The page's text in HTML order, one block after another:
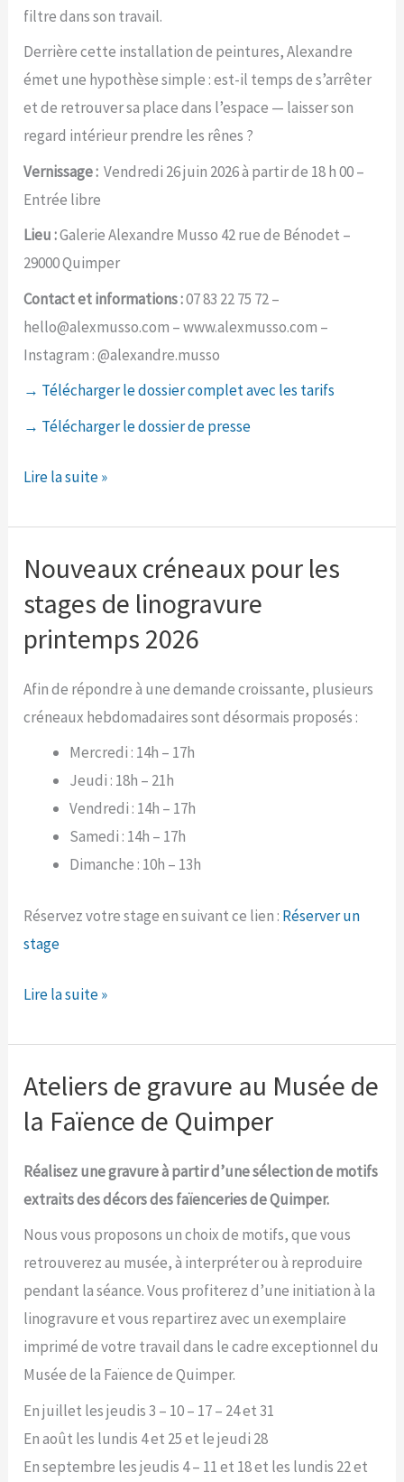
filtre dans son travail.
Derrière cette installation de peintures, Alexandre
émet une hypothèse simple : est-il temps de s’arrêter
et de retrouver sa place dans l’espace — laisser son
regard intérieur prendre les rênes ?
Vernissage : Vendredi 26 juin 2026 à partir de 18 h 00 –
Entrée libre
Lieu :Galerie Alexandre Musso 42 rue de Bénodet –
29000 Quimper
Contact et informations :07 83 22 75 72 –
hello@alexmusso.com – www.alexmusso.com –
Instagram : @alexandre.musso
→ Télécharger le dossier complet avec les tarifs
→ Télécharger le dossier de presse
Exposition
Dans
le
»
Lire la suite »
Nouveaux créneaux pour les
stages de linogravure
printemps 2026
Afin de répondre à une demande croissante, plusieurs
créneaux hebdomadaires sont désormais proposés :
Mercredi : 14h – 17h
Jeudi : 18h – 21h
Vendredi : 14h – 17h
Samedi : 14h – 17h
Dimanche : 10h – 13h
Réservez votre stage en suivant ce lien : Réserver un
stage
Nouveaux
pour
les
de
linogravure
printemps
Lire la suite »
Ateliers de gravure au Musée de
la Faïence de Quimper
Réalisez une gravure à partir d’une sélection de motifs
extraits des décors des faïenceries de Quimper.
Nous vous proposons un choix de motifs, que vous
retrouverez au musée, à interpréter ou à reproduire
pendant la séance. Vous profiterez d’une initiation à la
linogravure et vous repartirez avec un exemplaire
imprimé de votre travail dans le cadre exceptionnel du
Musée de la Faïence de Quimper.
En juillet les jeudis 3 – 10 – 17 – 24 et 31
En août les lundis 4 et 25 et le jeudi 28
En septembre les jeudis 4 – 11 et 18 et les lundis 22 et